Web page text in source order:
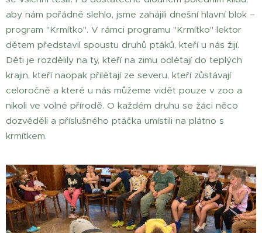
aby nám pořádně slehlo, jsme zahájili dnešní hlavní blok –
program "Krmítko". V rámci programu "Krmítko" lektor
dětem představil spoustu druhů ptáků, kteří u nás žijí.
Děti je rozdělily na ty, kteří na zimu odlétají do teplých
krajin, kteří naopak přilétají ze severu, kteří zůstávají
celoročně a které u nás můžeme vidět pouze v zoo a
nikoli ve volné přírodě. O každém druhu se žáci něco
dozvěděli a příslušného ptáčka umístili na plátno s
krmítkem.